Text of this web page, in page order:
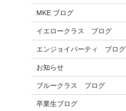
MKE ブログ
イエロークラス ブログ
エンジョイパーティ ブログ
お知らせ
ブルークラス ブログ
卒業生ブログ